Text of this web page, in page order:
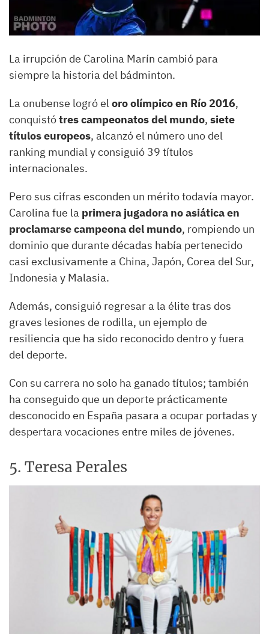
La irrupción de Carolina Marín cambió para
siempre la historia del bádminton.
La onubense logró eloro olímpico en Río 2016,
conquistótres campeonatos del mundo, siete
títulos europeos, alcanzó el número uno del
ranking mundial y consiguió 39 títulos
internacionales.
Pero sus cifras esconden un mérito todavía mayor.
Carolina fue la primera jugadora no asiática en
proclamarse campeona del mundo, rompiendo un
dominio que durante décadas había pertenecido
casi exclusivamente a China, Japón, Corea del Sur,
Indonesia y Malasia.
Además, consiguió regresar a la élite tras dos
graves lesiones de rodilla, un ejemplo de
resiliencia que ha sido reconocido dentro y fuera
del deporte.
Con su carrera no solo ha ganado títulos; también
ha conseguido que un deporte prácticamente
desconocido en España pasara a ocupar portadas y
despertara vocaciones entre miles de jóvenes.
5. Teresa Perales